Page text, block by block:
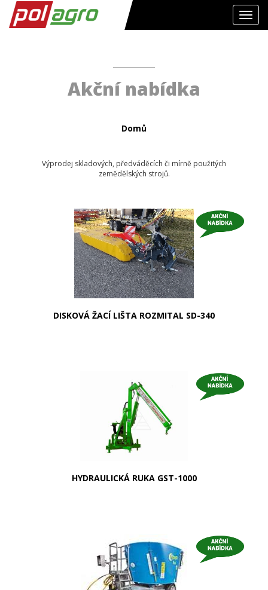
Akční nabídka
Domů
Výprodej skladových, předváděcích či mírně použitých
zemědělských strojů.
DISKOVÁ ŽACÍ LIŠTA ROZMITAL SD-340
HYDRAULICKÁ RUKA GST-1000